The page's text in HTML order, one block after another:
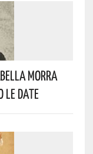
Morra
Date